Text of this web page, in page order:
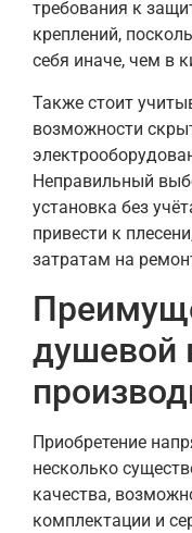
требования к
креплений,
себя иначе, чем в
Также стоит
возможности
Неправильный
установка без
привести к
затратам на
душевой
Приобретение
несколько
качества,
комплектации и